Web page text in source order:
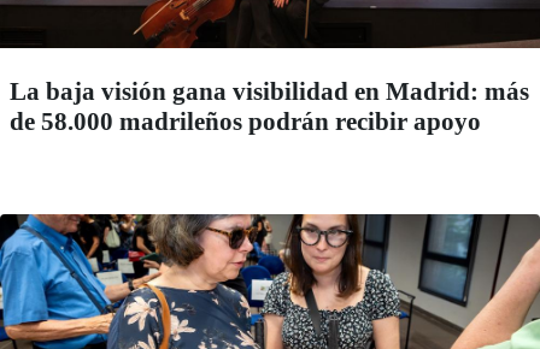
La baja visión gana visibilidad en Madrid: más
de 58.000 madrileños podrán recibir apoyo